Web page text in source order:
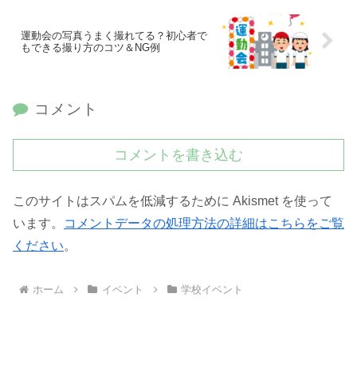
運動会の写真うまく撮れてる？初心者で
もできる撮り方のコツ＆NG例
コメント
コメントを書き込む
このサイトはスパムを低減するために Akismet を使って
います。
コメントデータの処理方法の詳細はこちらをご覧
ください。
ホーム イベント 学校イベント